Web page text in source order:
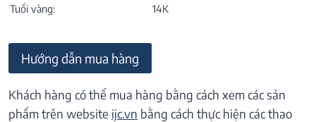
Tuổi vàng: 14K
Hướng dẫn mua hàng
Khách hàng có thể mua hàng bằng cách xem các sản
phẩm trên website ijc.vn bằng cách thực hiện các thao